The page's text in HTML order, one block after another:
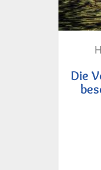
Die